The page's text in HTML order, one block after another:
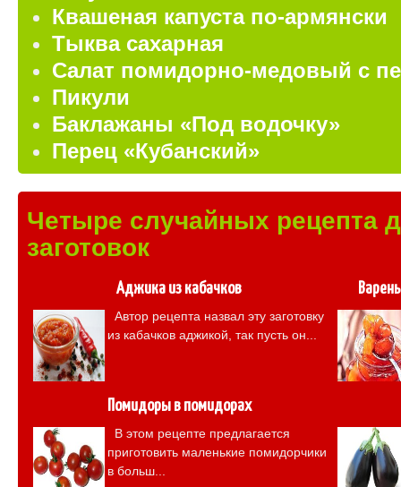
Квашеная капуста по-армянски
Тыква сахарная
Салат помидорно-медовый с
Пикули
Баклажаны «Под водочку»
Перец «Кубанский»
Четыре случайных рецепта
заготовок
Аджика из кабачков
Автор рецепта назвал эту заготовку
из кабачков аджикой, так пусть он...
Помидоры в помидорах
В этом рецепте предлагается
приготовить маленькие помидорчики
в больш...